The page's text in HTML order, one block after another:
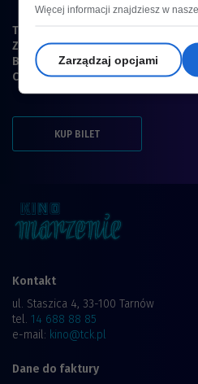
Termin:
Zalecany wiek: 3+
Bilety:
20/22 zł
Czas trwania:40 min. (seans) + 15
KUP BILET
Kontakt
ul. Staszica 4, 33-100 Tarnów
tel. 14 688 88 85
e-mail: kino@tck.pl
Dane do faktury
Więcej informacji znajdziesz w
Zarządzaj opcjami